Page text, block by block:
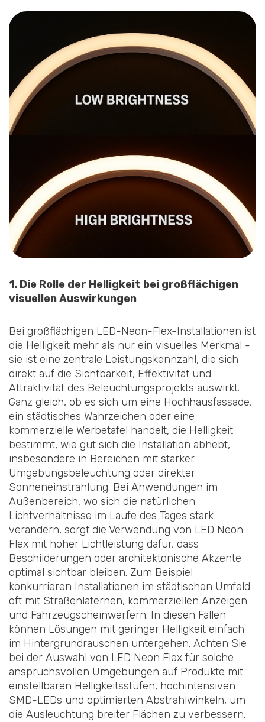
1. Die Rolle der Helligkeit bei großflächigen
visuellen Auswirkungen
Bei großflächigen LED-Neon-Flex-Installationen ist
die Helligkeit mehr als nur ein visuelles Merkmal -
sie ist eine zentrale Leistungskennzahl, die sich
direkt auf die Sichtbarkeit, Effektivität und
Attraktivität des Beleuchtungsprojekts auswirkt.
Ganz gleich, ob es sich um eine Hochhausfassade,
ein städtisches Wahrzeichen oder eine
kommerzielle Werbetafel handelt, die Helligkeit
bestimmt, wie gut sich die Installation abhebt,
insbesondere in Bereichen mit starker
Umgebungsbeleuchtung oder direkter
Sonneneinstrahlung. Bei Anwendungen im
Außenbereich, wo sich die natürlichen
Lichtverhältnisse im Laufe des Tages stark
verändern, sorgt die Verwendung von LED Neon
Flex mit hoher Lichtleistung dafür, dass
Beschilderungen oder architektonische Akzente
optimal sichtbar bleiben. Zum Beispiel
konkurrieren Installationen im städtischen Umfeld
oft mit Straßenlaternen, kommerziellen Anzeigen
und Fahrzeugscheinwerfern. In diesen Fällen
können Lösungen mit geringer Helligkeit einfach
im Hintergrundrauschen untergehen. Achten Sie
bei der Auswahl von LED Neon Flex für solche
anspruchsvollen Umgebungen auf Produkte mit
einstellbaren Helligkeitsstufen, hochintensiven
SMD-LEDs und optimierten Abstrahlwinkeln, um
die Ausleuchtung breiter Flächen zu verbessern.